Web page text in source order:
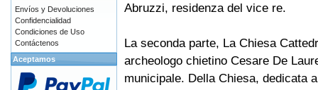
Abruzzi, residenza del vice re.
La seconda parte, La Chiesa
archeologo chietino Cesare De
municipale. Della Chiesa, dedicata
Envíos y Devoluciones
Confidencialidad
Condiciones de Uso
Contáctenos
Aceptamos